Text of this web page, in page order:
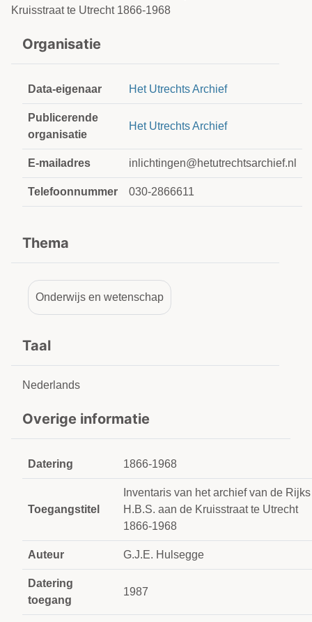
Kruisstraat te Utrecht 1866-1968
Organisatie
Data-eigenaar Het Utrechts Archief
Publicerende
organisatie
Het Utrechts Archief
E-mailadres inlichtingen@hetutrechtsarchief.nl
Telefoonnummer 030-2866611
Thema
Onderwijs en wetenschap
Taal
Nederlands
Overige informatie
Datering 1866-1968
Toegangstitel
Inventaris van het archief van de Rijks
H.B.S. aan de Kruisstraat te Utrecht
1866-1968
Auteur G.J.E. Hulsegge
Datering
toegang
1987